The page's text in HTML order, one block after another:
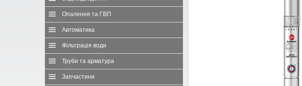
Опалення та ГВП
Автоматика
Фільтрація води
Труби та арматура
Запчастини